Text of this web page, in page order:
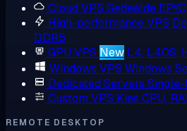
Cloud VPS Gedeelde
High-performance VPS
DDR5
GPU VPS New L4, L40S,
Windows VPS Windows
Dedicated Servers
Custom VPS Kies CPU,
REMOTE DESKTOP